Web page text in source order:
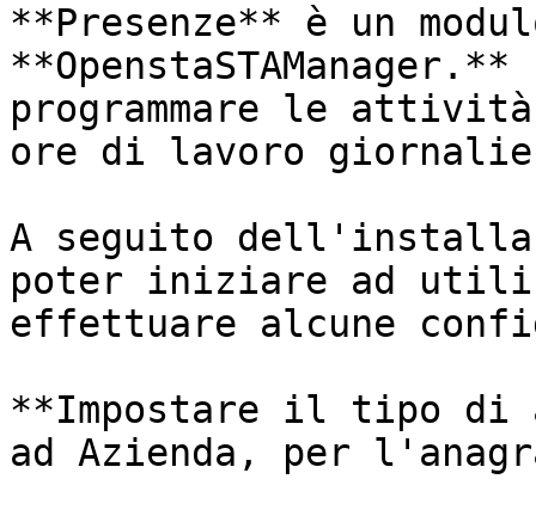
**Presenze** è un
programmare le
ore di lavoro
A seguito
poter iniziare ad
effettuare alcune
**Impostare il tipo di
ad Azienda, per